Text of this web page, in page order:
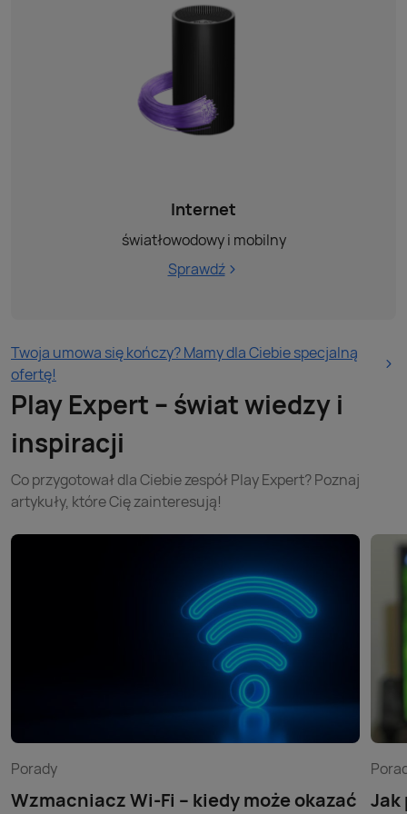
Internet
światłowodowy i mobilny
Sprawdź
Twoja umowa się kończy? Mamy dla Ciebie specjalną
ofertę!
Play Expert – świat wiedzy i
inspiracji
Co przygotował dla Ciebie zespół Play Expert? Poznaj
artykuły, które Cię zainteresują!
Porady
Wzmacniacz Wi-Fi – kiedy może okazać Jak